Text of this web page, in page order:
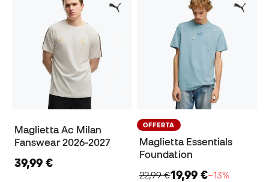
Maglietta Ac Milan
Fanswear 2026-2027
39,99 €
OFFERTA
Maglietta Essentials
Foundation
22,99 €19,99 €−13%